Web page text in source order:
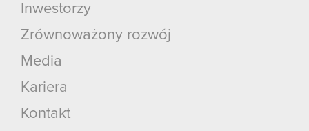
Inwestorzy
Zrównoważony rozwój
Media
Kariera
Kontakt